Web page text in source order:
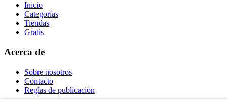
Inicio
Categorías
Tiendas
Gratis
Acerca de
Sobre nosotros
Contacto
Reglas de publicación